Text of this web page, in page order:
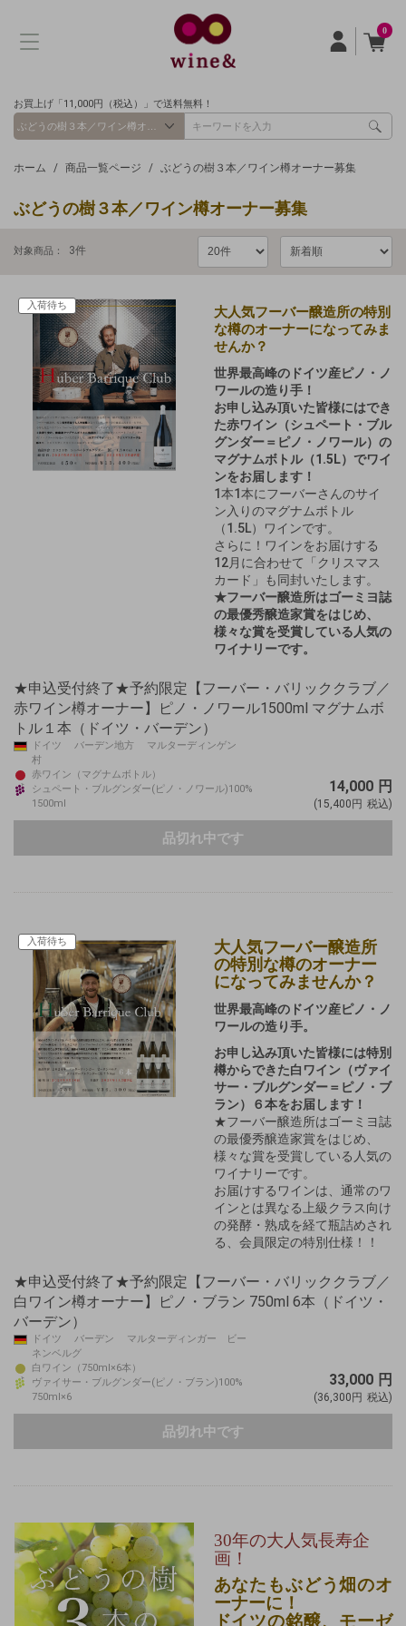
0
お買上げ「11,000円（税込）」で送料無料！
ホーム 商品一覧ページ ぶどうの樹３本／ワイン樽オーナー募集
ぶどうの樹３本／ワイン樽オーナー募集
対象商品： 3件
入荷待ち
大人気フーバー醸造所の特別
な樽のオーナーになってみま
せんか？
世界最高峰のドイツ産ピノ・ノ
ワールの造り手！
お申し込み頂いた皆様にはでき
た赤ワイン（シュペート・ブル
グンダー＝ピノ・ノワール）の
マグナムボトル（1.5L）でワイ
ンをお届します！
1本1本にフーバーさんのサイ
ン入りのマグナムボトル
（1.5L）ワインです。
さらに！ワインをお届けする
12月に合わせて「クリスマス
カード」も同封いたします。
★フーバー醸造所はゴーミヨ誌
の最優秀醸造家賞をはじめ、
様々な賞を受賞している人気の
ワイナリーです。
★申込受付終了★予約限定【フーバー・バリッククラブ／
赤ワイン樽オーナー】ピノ・ノワール1500ml マグナムボ
トル１本（ドイツ・バーデン）
ドイツ バーデン地方 マルターディンゲン
村
赤ワイン（マグナムボトル）
シュペート・ブルグンダー(ピノ・ノワール)100%
1500ml
14,000 円
(15,400円 税込)
品切れ中です
入荷待ち
大人気フーバー醸造所
の特別な樽のオーナー
になってみませんか？
世界最高峰のドイツ産ピノ・ノ
ワールの造り手。
お申し込み頂いた皆様には特別
樽からできた白ワイン（ヴァイ
サー・ブルグンダー＝ピノ・ブ
ラン）６本をお届します！
★フーバー醸造所はゴーミヨ誌
の最優秀醸造家賞をはじめ、
様々な賞を受賞している人気の
ワイナリーです。
お届けするワインは、通常のワ
インとは異なる上級クラス向け
の発酵・熟成を経て瓶詰めされ
る、会員限定の特別仕様！！
★申込受付終了★予約限定【フーバー・バリッククラブ／
白ワイン樽オーナー】ピノ・ブラン 750ml 6本（ドイツ・
バーデン）
ドイツ バーデン マルターディンガー ビー
ネンベルグ
白ワイン（750ml×6本）
ヴァイサー・ブルグンダー(ピノ・ブラン)100%
750ml×6
33,000 円
(36,300円 税込)
品切れ中です
30年の大人気長寿企
画！
あなたもぶどう畑のオ
ーナーに！
ドイツの銘醸、モーゼ